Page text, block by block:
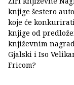
knjige šestero
koje će
knjige od
književnim
Gjalski i Iso
Fricom?